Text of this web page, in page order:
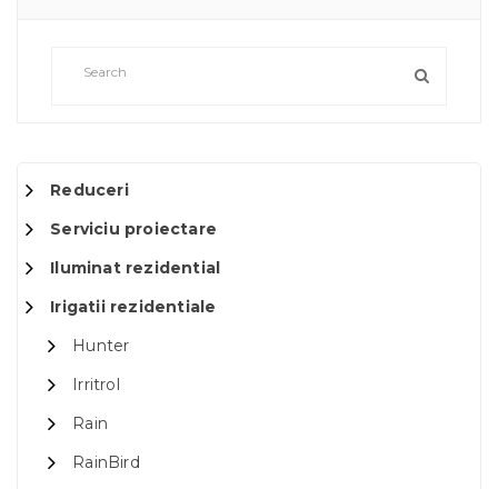
Reduceri
Serviciu proiectare
Iluminat rezidential
Irigatii rezidentiale
Hunter
Irritrol
Rain
RainBird